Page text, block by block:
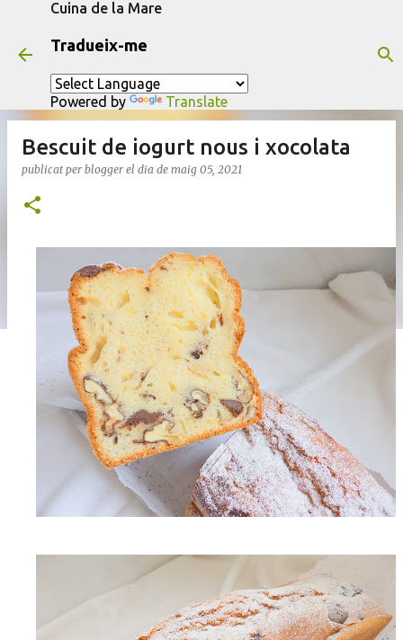
Cuina de la Mare
Tradueix-me
Powered by Translate
Bescuit de iogurt nous i xocolata
publicat per blogger el dia de maig 05, 2021